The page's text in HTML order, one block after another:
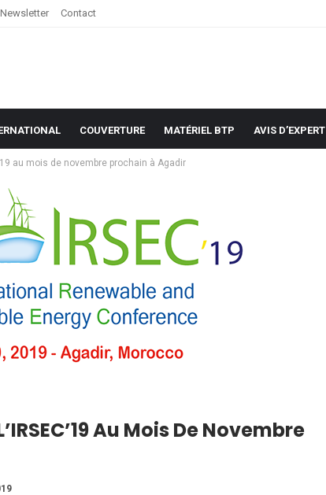
Newsletter Contact
COUVERTURE MATÉRIEL BTP AVIS D’EXPERT
au mois de novembre prochain à Agadir
Au Mois De Novembre